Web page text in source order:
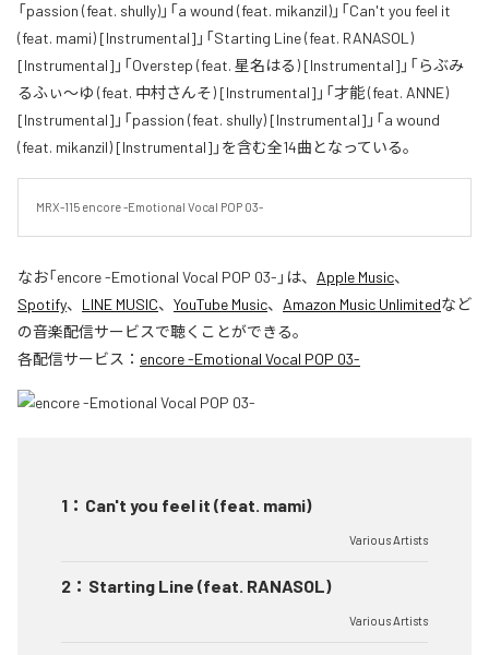
「passion (feat. shully)」「a wound (feat. mikanzil)」「Can't you feel it
(feat. mami) [Instrumental]」「Starting Line (feat. RANASOL)
[Instrumental]」「Overstep (feat. 星名はる) [Instrumental]」「らぶみ
るふぃ～ゆ (feat. 中村さんそ) [Instrumental]」「才能 (feat. ANNE)
[Instrumental]」「passion (feat. shully) [Instrumental]」「a wound
(feat. mikanzil) [Instrumental]」を含む全14曲となっている。
MRX-115 encore -Emotional Vocal POP 03-
なお「encore -Emotional Vocal POP 03- 」は、 Apple Music、
Spotify、 LINE MUSIC、 YouTube Music、 Amazon Music Unlimitedなど
の音楽配信サービスで聴くことができる。
各配信サービス： encore -Emotional Vocal POP 03-
1 ： Can't you feel it (feat. mami)
Various Artists
2 ： Starting Line (feat. RANASOL)
Various Artists